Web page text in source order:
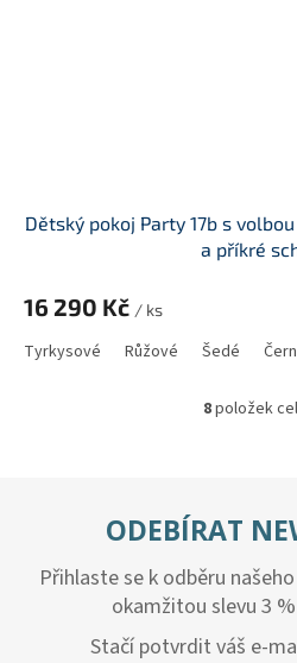
Dětský pokoj Party 17b s
a příkré
16 290 Kč / ks
Tyrkysové Růžové Šedé
O
a
í
p
r
v
8položek
ODEBÍRAT
Přihlaste se k odběru
okamžitou slevu 3
Stačí potvrdit váš e-